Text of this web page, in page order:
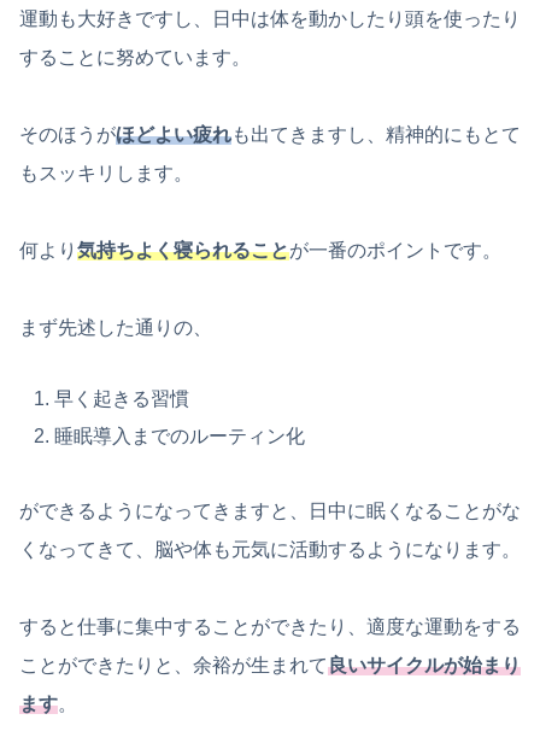
運動も大好きですし、日中は体を動かしたり頭を使ったり
することに努めています。
そのほうがほどよい疲れも出てきますし、精神的にもとて
もスッキリします。
何より 気持ちよく寝られることが一番のポイントです。
まず先述した通りの、
早く起きる習慣
睡眠導入までのルーティン化
ができるようになってきますと、日中に眠くなることがな
くなってきて、脳や体も元気に活動するようになります。
すると仕事に集中することができたり、適度な運動をする
ことができたりと、余裕が生まれて良いサイクルが始まり
ます。